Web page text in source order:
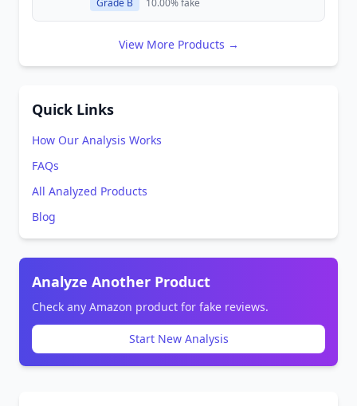
Grade B 10.00% fake
View More Products →
Quick Links
How Our Analysis Works
FAQs
All Analyzed Products
Blog
Analyze Another Product
Check any Amazon product for fake reviews.
Start New Analysis